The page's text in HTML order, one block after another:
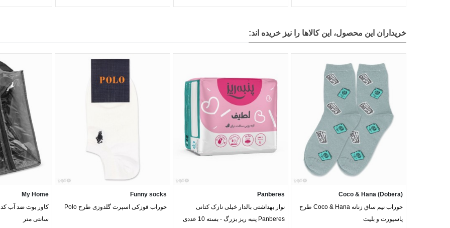
خریداران این محصول، این کالاها را نیز خریده اند:
Coco & Hana (Dobera)
جوراب نیم ساق زنانه Coco & Hana طرح
پاسپورت و بلیت
Panberes
نوار بهداشتی بالدار خیلی نازک کتانی
Panberes پنبه ریز بزرگ - بسته 10 عددی
Funny socks
جوراب قوزکی اسپرت گلدوزی طرح Polo
My Home
سانتی متر